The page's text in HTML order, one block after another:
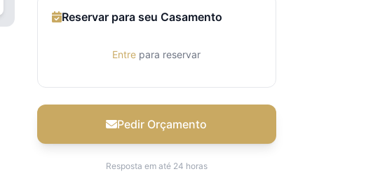
Reservar para seu Casamento
Entre para reservar
Pedir Orçamento
Resposta em até 24 horas